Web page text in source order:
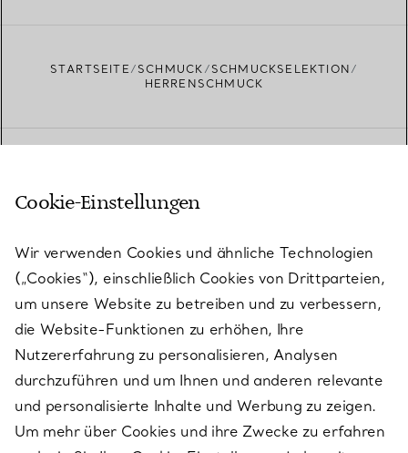
STARTSEITE SCHMUCK
SCHMUCKSELEKTION
HERRENSCHMUCK
Aktuelles von Tiffany
E-MAIL MELDEN SIE SICH AN
Cookie-Einstellungen
Wir verwenden Cookies und ähnliche Technologien
(„Cookies“), einschließlich Cookies von Drittparteien,
um unsere Website zu betreiben und zu verbessern,
die Website-Funktionen zu erhöhen, Ihre
Nutzererfahrung zu personalisieren, Analysen
durchzuführen und um Ihnen und anderen relevante
und personalisierte Inhalte und Werbung zu zeigen.
Um mehr über Cookies und ihre Zwecke zu erfahren